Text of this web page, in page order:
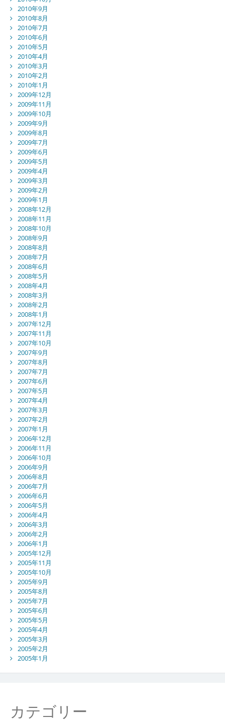
2010年9月
2010年8月
2010年7月
2010年6月
2010年5月
2010年4月
2010年3月
2010年2月
2010年1月
2009年12月
2009年11月
2009年10月
2009年9月
2009年8月
2009年7月
2009年6月
2009年5月
2009年4月
2009年3月
2009年2月
2009年1月
2008年12月
2008年11月
2008年10月
2008年9月
2008年8月
2008年7月
2008年6月
2008年5月
2008年4月
2008年3月
2008年2月
2008年1月
2007年12月
2007年11月
2007年10月
2007年9月
2007年8月
2007年7月
2007年6月
2007年5月
2007年4月
2007年3月
2007年2月
2007年1月
2006年12月
2006年11月
2006年10月
2006年9月
2006年8月
2006年7月
2006年6月
2006年5月
2006年4月
2006年3月
2006年2月
2006年1月
2005年12月
2005年11月
2005年10月
2005年9月
2005年8月
2005年7月
2005年6月
2005年5月
2005年4月
2005年3月
2005年2月
2005年1月
カテゴリー